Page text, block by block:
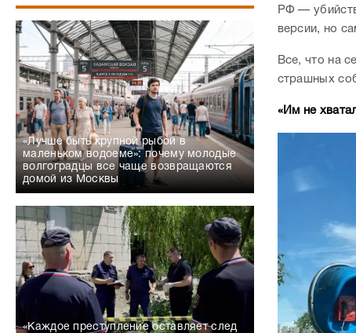
«Лучше быть крупной рыбой в
маленьком водоеме»: почему молодые
волгоградцы все чаще возвращаются
домой из Москвы
«Каждое преступление оставляет след
РФ —
версии, но
Все, что на
страшных
«Им не